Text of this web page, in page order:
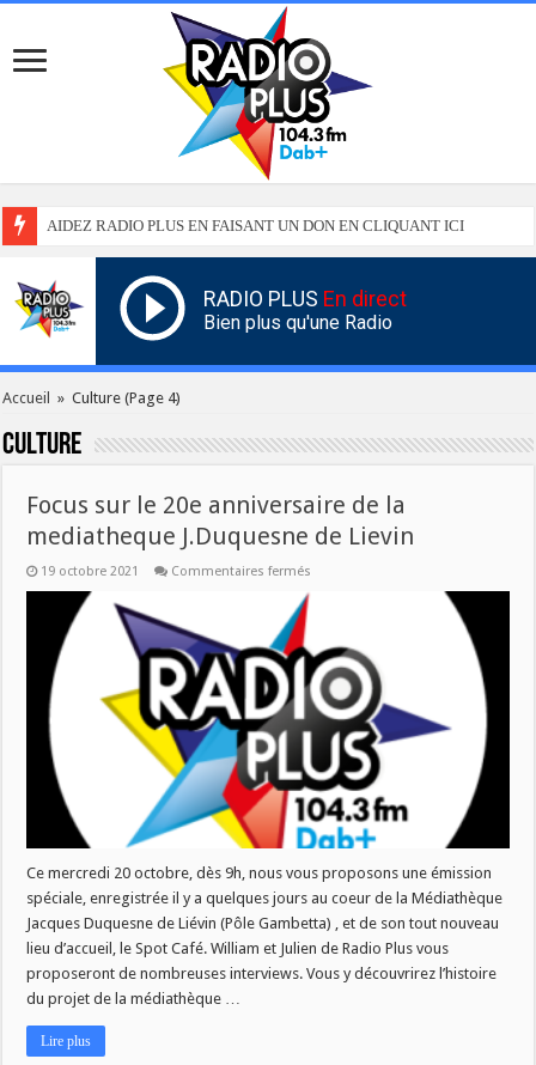
AIDEZ RADIO PLUS EN FAISANT UN DON EN CLIQUANT ICI
RADIO PLUS En direct
Bien plus qu'une Radio
Accueil » Culture (Page 4)
Culture
Focus sur le 20e anniversaire de la
mediatheque J.Duquesne de Lievin
19 octobre 2021 Commentaires fermés
anniversaire
de
la
mediatheque
J.Duquesne
Lievin
Ce mercredi 20 octobre, dès 9h, nous vous proposons une émission
spéciale, enregistrée il y a quelques jours au coeur de la Médiathèque
Jacques Duquesne de Liévin (Pôle Gambetta) , et de son tout nouveau
lieu d’accueil, le Spot Café. William et Julien de Radio Plus vous
proposeront de nombreuses interviews. Vous y découvrirez l’histoire
du projet de la médiathèque …
Lire plus